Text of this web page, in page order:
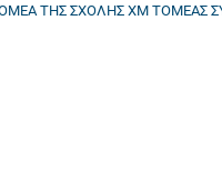
ΤΗΣ ΣΧΟΛΗΣ ΧΜ ΤΟΜΕΑΣ